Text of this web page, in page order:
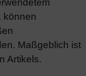
können
Maßgeblich ist
Artikels.